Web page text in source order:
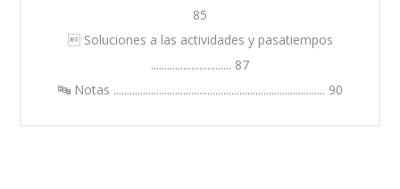
85
 Soluciones a las actividades y pasatiempos
.............................. 87
🔤 Notas ............................................................................... 90